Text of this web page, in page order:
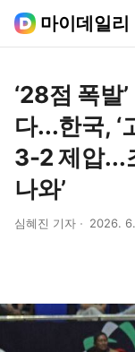
마이데일리
‘28점 폭발
다...한국, ‘
3-2 제압...
나와’
심혜진 기자 2026.